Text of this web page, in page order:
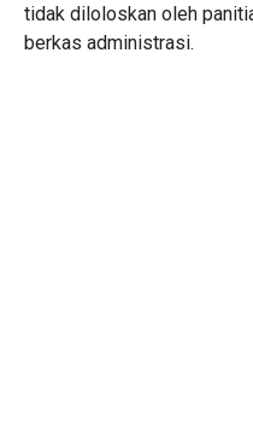
tidak diloloskan oleh
berkas administrasi.